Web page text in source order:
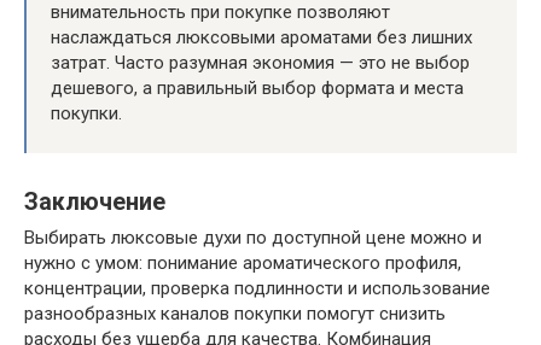
внимательность при покупке позволяют
наслаждаться люксовыми ароматами без лишних
затрат. Часто разумная экономия — это не выбор
дешевого, а правильный выбор формата и места
покупки.
Заключение
Выбирать люксовые духи по доступной цене можно и
нужно с умом: понимание ароматического профиля,
концентрации, проверка подлинности и использование
разнообразных каналов покупки помогут снизить
расходы без ущерба для качества. Комбинация